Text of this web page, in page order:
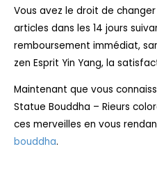
Vous avez le droit de
articles dans les 14 jours
remboursement immédiat,
zen Esprit Yin Yang, la
Maintenant que vous
Statue Bouddha – Rieurs
ces merveilles en vous
bouddha.